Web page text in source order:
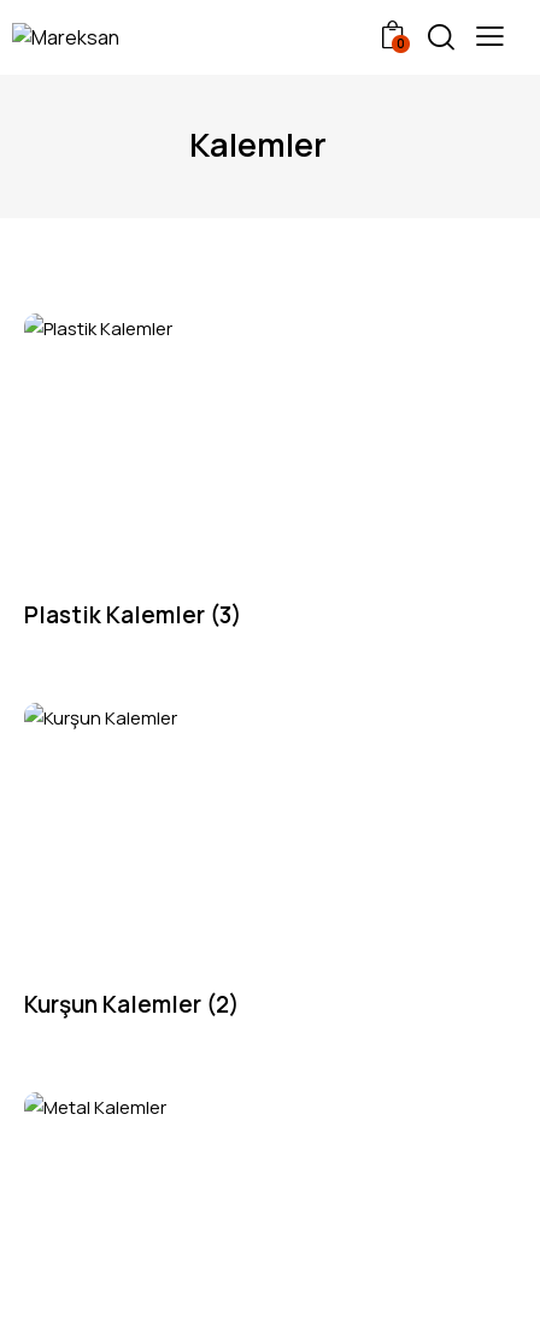
0
Kalemler
Plastik Kalemler (3)
Kurşun Kalemler (2)